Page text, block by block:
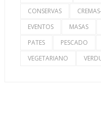
CONSERVAS
EVENTOS
MASAS
PATES
PESCADO
VEGETARIANO